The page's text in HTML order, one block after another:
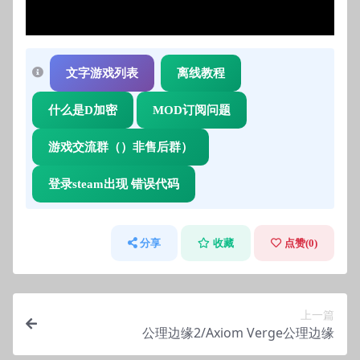
文字游戏列表 离线教程
什么是D加密 MOD订阅问题
游戏交流群（）非售后群）
登录steam出现 错误代码
分享 收藏 点赞(0)
上一篇
公理边缘2/Axiom Verge公理边缘